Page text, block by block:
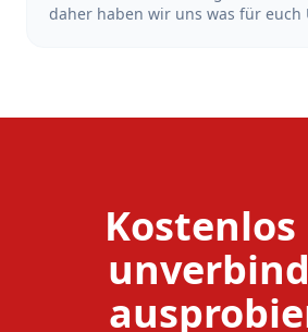
daher haben wir uns was für euch
wegen der Ferien und Starte dein
Kostenlos